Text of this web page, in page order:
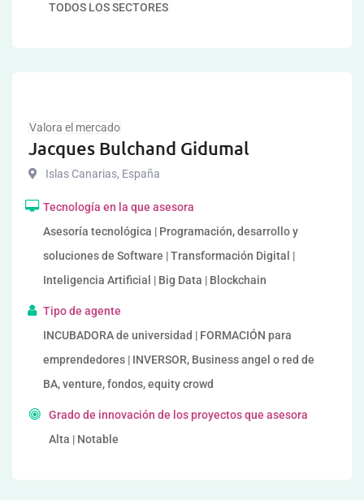
TODOS LOS SECTORES
Valora el mercado
Jacques Bulchand Gidumal
Islas Canarias, España
Tecnología en la que asesora
Asesoría tecnológica | Programación, desarrollo y
soluciones de Software | Transformación Digital |
Inteligencia Artificial | Big Data | Blockchain
Tipo de agente
INCUBADORA de universidad | FORMACIÓN para
emprendedores | INVERSOR, Business angel o red de
BA, venture, fondos, equity crowd
Grado de innovación de los proyectos que asesora
Alta | Notable